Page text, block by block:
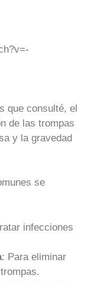
que consulté, el
de las trompas
y la gravedad
se
infecciones
: Para eliminar